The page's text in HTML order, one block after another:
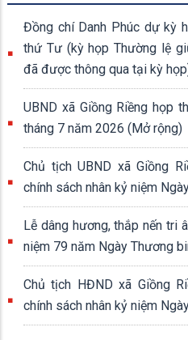
Đồng chí Danh Phúc dự kỳ
thứ Tư (kỳ họp Thường lệ
đã được thông qua tại kỳ
UBND xã Giồng Riềng họp
tháng 7 năm 2026 (Mở rộng)
Chủ tịch UBND xã Giồng
chính sách nhân kỷ niệm
Lễ dâng hương, thắp nến tri
niệm 79 năm Ngày Thương
Chủ tịch HĐND xã Giồng
chính sách nhân kỷ niệm